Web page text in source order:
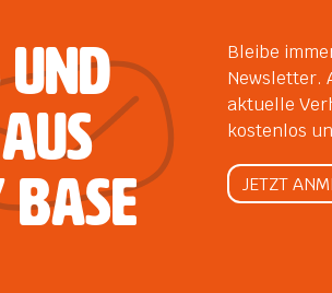
und
Base
Bleibe
Newsletter.
aktuelle
kostenlos
JETZT